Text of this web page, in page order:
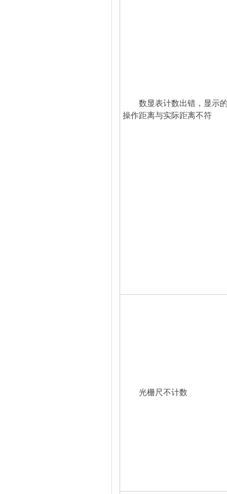
数显表计数出错，显示
操作距离与实际距离不符
光栅尺不计数